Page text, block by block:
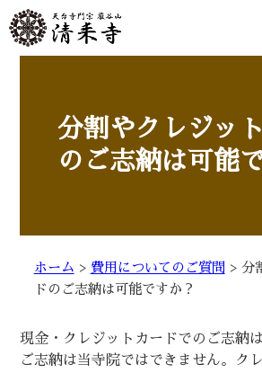
分割やクレジッ
のご志納は可能
ホーム > 費用についてのご質問 > 分
ドのご志納は可能ですか？
現金・クレジットカードでのご志納
ご志納は当寺院ではできません。ク